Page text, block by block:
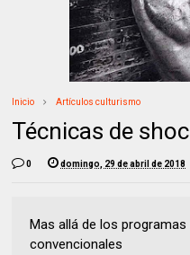
Inicio Artículos culturismo
Técnicas de
0 domingo, 29 de abril de 2018
Mas allá de los
convencionales